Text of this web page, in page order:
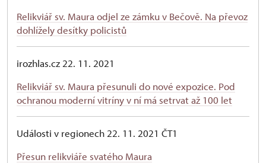
Relikviář sv. Maura odjel ze zámku v Bečově. Na převoz
dohlížely desítky policistů
irozhlas.cz 22. 11. 2021
Relikviář sv. Maura přesunuli do nové expozice. Pod
ochranou moderní vitríny v ní má setrvat až 100 let
Události v regionech 22. 11. 2021 ČT1
Přesun relikviáře svatého Maura